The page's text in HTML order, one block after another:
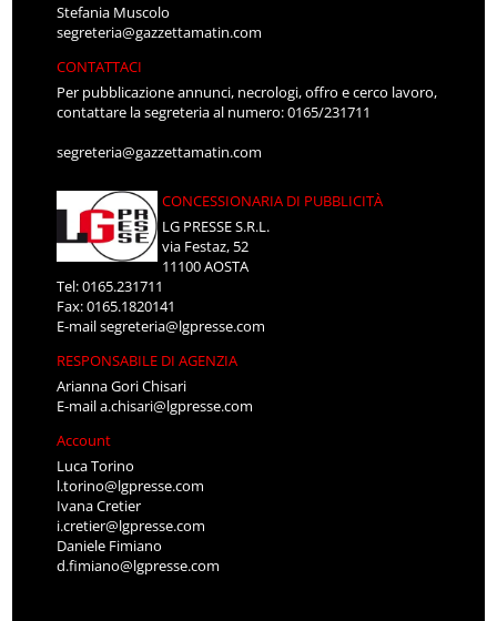
Stefania Muscolo
segreteria@gazzettamatin.com
CONTATTACI
Per pubblicazione annunci, necrologi, offro e cerco lavoro,
contattare la segreteria al numero: 0165/231711
segreteria@gazzettamatin.com
CONCESSIONARIA DI PUBBLICITÀ
LG PRESSE S.R.L.
via Festaz, 52
11100 AOSTA
Tel: 0165.231711
Fax: 0165.1820141
E-mailsegreteria@lgpresse.com
RESPONSABILE DI AGENZIA
Arianna Gori Chisari
E-maila.chisari@lgpresse.com
Account
Luca Torino
l.torino@lgpresse.com
Ivana Cretier
i.cretier@lgpresse.com
Daniele Fimiano
d.fimiano@lgpresse.com